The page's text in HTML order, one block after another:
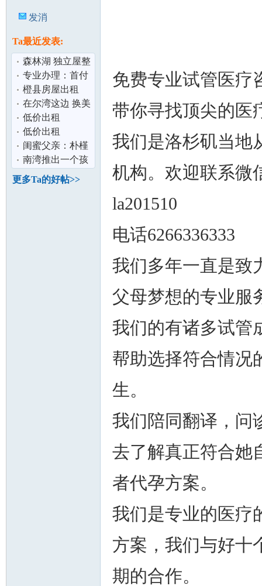
发消
Ta最近发表:
森林湖 独立屋整
租
专业办理：首付
5%买房,30年固
定利率3.25%,
橙县房屋出租
在尔湾这边 换美
金3000要人民币
面对面交易
低价出租
SL450$2500/月,
含全保
低价出租
SL450$2500/月,
含全保
闺蜜父亲：朴槿
惠和我是精神世
界的夫妻
南湾推出一个孩
子一个IPAD项目
更多Ta的好帖>>
免费专业试管医疗
带你寻找顶尖的医
我们是洛杉矶当地
机构。欢迎联系微
la201510
电话6266336333
我们多年一直是致
父母梦想的专业服
我们的有诸多试管
帮助选择符合情况
生。
我们陪同翻译，问
去了解真正符合她
者代孕方案。
我们是专业的医疗
方案，我们与好十
期的合作。